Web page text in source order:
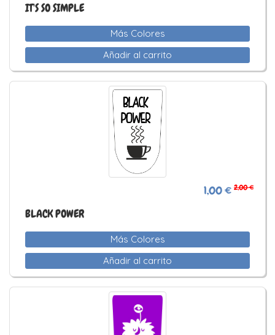
IT'S SO SIMPLE
Más Colores
Añadir al carrito
1,00 € 2,00 €
BLACK POWER
Más Colores
Añadir al carrito